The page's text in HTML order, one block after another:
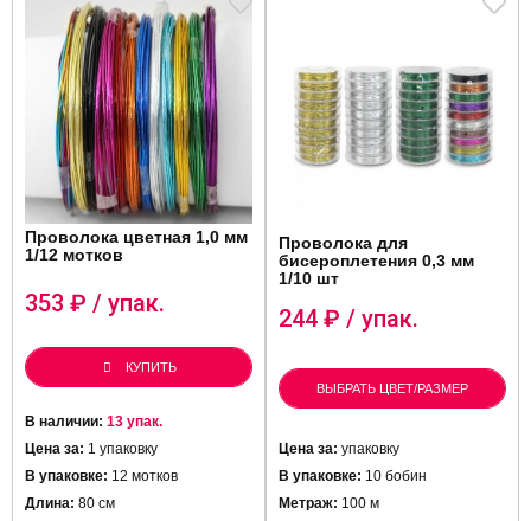
Проволока цветная 1,0 мм
1/12 мотков
353 ₽ / упак.
КУПИТЬ
В наличии: 13 упак.
Цена за: 1 упаковку
В упаковке: 12 мотков
Длина: 80 см
Проволока для
бисероплетения 0,3 мм
1/10 шт
244 ₽ / упак.
ВЫБРАТЬ ЦВЕТ/РАЗМЕР
Цена за: упаковку
В упаковке: 10 бобин
Метраж: 100 м